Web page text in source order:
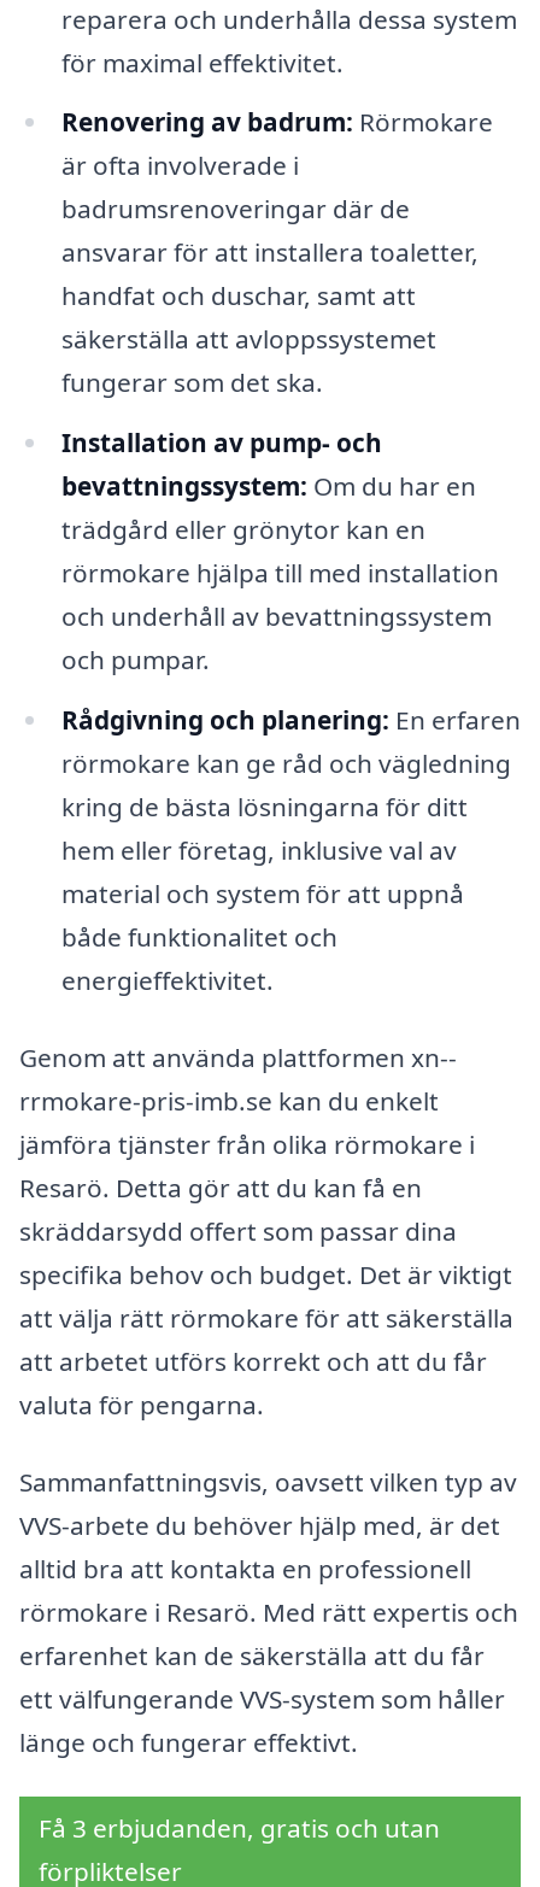
reparera och underhålla dessa system
för maximal effektivitet.
Renovering av badrum: Rörmokare
är ofta involverade i
badrumsrenoveringar där de
ansvarar för att installera toaletter,
handfat och duschar, samt att
säkerställa att avloppssystemet
fungerar som det ska.
Installation av pump- och
bevattningssystem: Om du har en
trädgård eller grönytor kan en
rörmokare hjälpa till med installation
och underhåll av bevattningssystem
och pumpar.
Rådgivning och planering: En erfaren
rörmokare kan ge råd och vägledning
kring de bästa lösningarna för ditt
hem eller företag, inklusive val av
material och system för att uppnå
både funktionalitet och
energieffektivitet.
Genom att använda plattformen xn--
rrmokare-pris-imb.se kan du enkelt
jämföra tjänster från olika rörmokare i
Resarö. Detta gör att du kan få en
skräddarsydd offert som passar dina
specifika behov och budget. Det är viktigt
att välja rätt rörmokare för att säkerställa
att arbetet utförs korrekt och att du får
valuta för pengarna.
Sammanfattningsvis, oavsett vilken typ av
VVS-arbete du behöver hjälp med, är det
alltid bra att kontakta en professionell
rörmokare i Resarö. Med rätt expertis och
erfarenhet kan de säkerställa att du får
ett välfungerande VVS-system som håller
länge och fungerar effektivt.
Få 3 erbjudanden, gratis och utan
förpliktelser